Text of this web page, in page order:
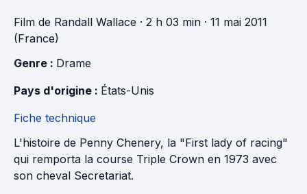
Film de Randall Wallace · 2 h 03 min · 11 mai 2011
(France)
Genre : Drame
Pays d'origine : États-Unis
Fiche technique
L'histoire de Penny Chenery, la "First lady of racing"
qui remporta la course Triple Crown en 1973 avec
son cheval Secretariat.